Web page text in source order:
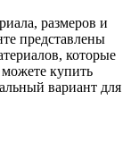
размеров и
представлены
которые
купить
вариант для